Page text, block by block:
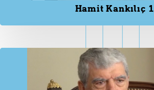
Hamit Kankılıç 1